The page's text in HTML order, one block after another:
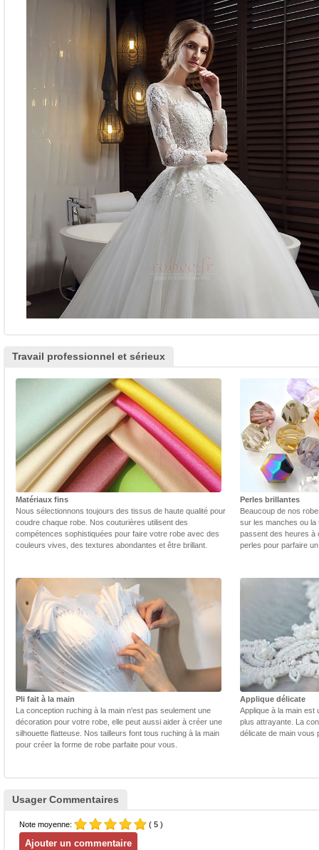
Travail professionnel et sérieux
Matériaux fins
Nous sélectionnons toujours des tissus de haute qualité pour
coudre chaque robe. Nos couturières utilisent des
compétences sophistiquées pour faire votre robe avec des
couleurs vives, des textures abondantes et être brillant.
Perles brillantes
Beaucoup de nos
sur les manches ou la
passent des heures à
perles pour parfaire
Pli fait à la main
La conception ruching à la main n'est pas seulement une
décoration pour votre robe, elle peut aussi aider à créer une
silhouette flatteuse. Nos tailleurs font tous ruching à la main
pour créer la forme de robe parfaite pour vous.
Applique délicate
Applique à la main est
plus attrayante. La
délicate de main vous
Usager Commentaires
Note moyenne: ( 5 )